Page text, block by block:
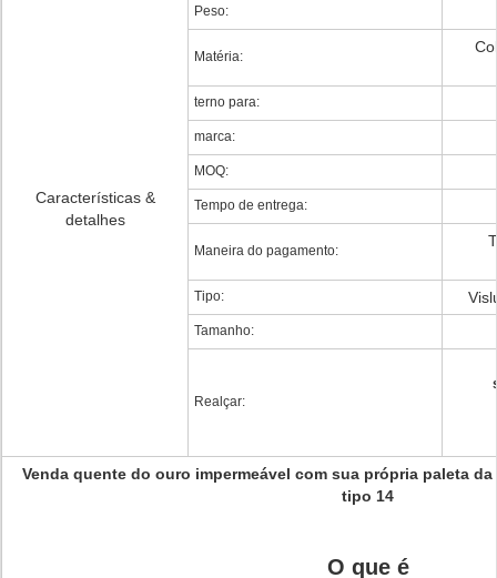
Características &
detalhes
Peso:
Matéria:
terno para:
marca:
MOQ:
Tempo de entrega:
Maneira do pagamento:
Tipo:
Tamanho:
Realçar:
Venda quente do ouro impermeável com sua própria paleta
tipo 14
O que é